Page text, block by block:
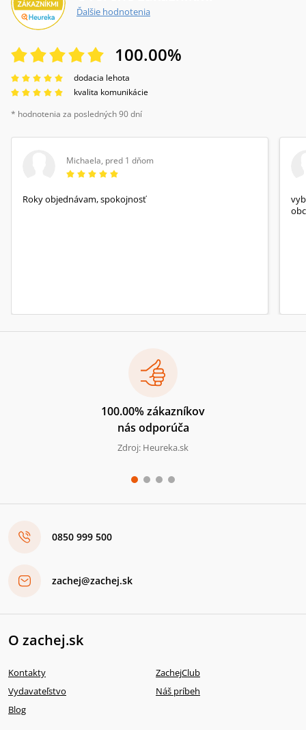
Ďalšie hodnotenia
100.00%
dodacia lehota
kvalita komunikácie
* hodnotenia za posledných 90 dní
Michaela, pred 1 dňom
Roky objednávam, spokojnosť
100.00% zákazníkov
nás odporúča
Zdroj: Heureka.sk
0850 999 500
zachej@zachej.sk
O zachej.sk
Kontakty
ZachejClub
Vydavateľstvo
Náš príbeh
Blog